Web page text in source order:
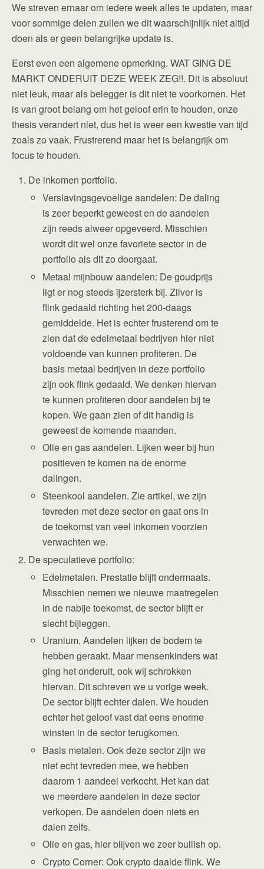
We streven ernaar om iedere week alles te updaten, maar
voor sommige delen zullen we dit waarschijnlijk niet altijd
doen als er geen belangrijke update is.
Eerst even een algemene opmerking. WAT GING DE
MARKT ONDERUIT DEZE WEEK ZEG!!. Dit is absoluut
niet leuk, maar als belegger is dit niet te voorkomen. Het
is van groot belang om het geloof erin te houden, onze
thesis verandert niet, dus het is weer een kwestie van tijd
zoals zo vaak. Frustrerend maar het is belangrijk om
focus te houden.
De inkomen portfolio.
Verslavingsgevoelige aandelen: De daling
is zeer beperkt geweest en de aandelen
zijn reeds alweer opgeveerd. Misschien
wordt dit wel onze favoriete sector in de
portfolio als dit zo doorgaat.
Metaal mijnbouw aandelen: De goudprijs
ligt er nog steeds ijzersterk bij. Zilver is
flink gedaald richting het 200-daags
gemiddelde. Het is echter frusterend om te
zien dat de edelmetaal bedrijven hier niet
voldoende van kunnen profiteren. De
basis metaal bedrijven in deze portfolio
zijn ook flink gedaald. We denken hiervan
te kunnen profiteren door aandelen bij te
kopen. We gaan zien of dit handig is
geweest de komende maanden.
Olie en gas aandelen. Lijken weer bij hun
positieven te komen na de enorme
dalingen.
Steenkool aandelen. Zie artikel, we zijn
tevreden met deze sector en gaat ons in
de toekomst van veel inkomen voorzien
verwachten we.
De speculatieve portfolio:
Edelmetalen. Prestatie blijft ondermaats.
Misschien nemen we nieuwe maatregelen
in de nabije toekomst, de sector blijft er
slecht bijleggen.
Uranium. Aandelen lijken de bodem te
hebben geraakt. Maar mensenkinders wat
ging het onderuit, ook wij schrokken
hiervan. Dit schreven we u vorige week.
De sector blijft echter dalen. We houden
echter het geloof vast dat eens enorme
winsten in de sector terugkomen.
Basis metalen. Ook deze sector zijn we
niet echt tevreden mee, we hebben
daarom 1 aandeel verkocht. Het kan dat
we meerdere aandelen in deze sector
verkopen. De aandelen doen niets en
dalen zelfs.
Olie en gas, hier blijven we zeer bullish op.
Crypto Corner: Ook crypto daalde flink. We